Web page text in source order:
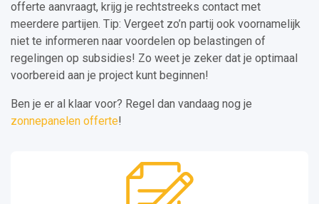
offerte aanvraagt, krijg je rechtstreeks contact met
meerdere partijen. Tip: Vergeet zo’n partij ook voornamelijk
niet te informeren naar voordelen op belastingen of
regelingen op subsidies! Zo weet je zeker dat je optimaal
voorbereid aan je project kunt beginnen!
Ben je er al klaar voor? Regel dan vandaag nog je
zonnepanelen offerte!